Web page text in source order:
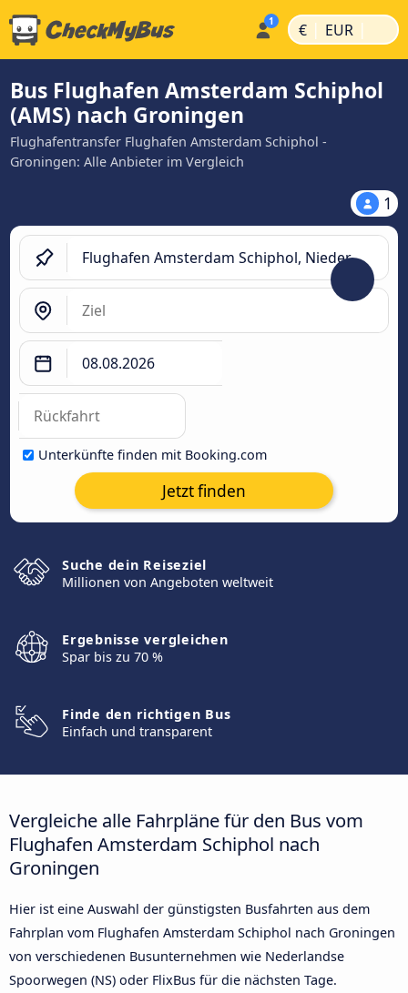
€ | EUR |
Bus Flughafen Amsterdam Schiphol
(AMS) nach Groningen
Flughafentransfer Flughafen Amsterdam Schiphol -
Groningen: Alle Anbieter im Vergleich
1
Unterkünfte finden mit Booking.com
Jetzt finden
Suche dein Reiseziel
Millionen von Angeboten weltweit
Ergebnisse vergleichen
Spar bis zu 70 %
Finde den richtigen Bus
Einfach und transparent
Vergleiche alle Fahrpläne für den Bus vom
Flughafen Amsterdam Schiphol nach
Groningen
Hier ist eine Auswahl der günstigsten Busfahrten aus dem
Fahrplan vom Flughafen Amsterdam Schiphol nach Groningen
von verschiedenen Busunternehmen wie Nederlandse
Spoorwegen (NS) oder FlixBus für die nächsten Tage.